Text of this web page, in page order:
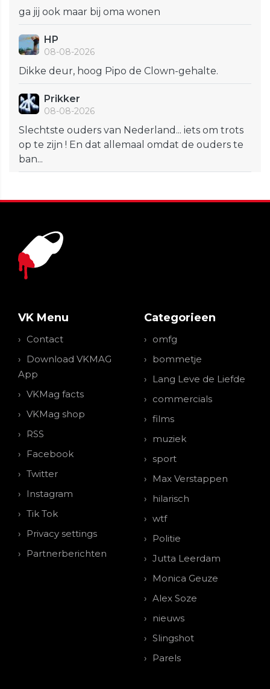
ga jij ook maar bij oma wonen
HP
08-08-2026
Dikke deur, hoog Pipo de Clown-gehalte.
Prikker
08-08-2026
Slechtste ouders van Nederland... iets om trots
op te zijn ! En dat allemaal omdat de ouders te
ban...
VK Menu
Contact
Download VKMAG
App
VKMag facts
VKMag shop
RSS
Facebook
Twitter
Instagram
Tik Tok
Privacy settings
Partnerberichten
Categorieen
omfg
bommetje
Lang Leve de Liefde
commercials
films
muziek
sport
Max Verstappen
hilarisch
wtf
Politie
Jutta Leerdam
Monica Geuze
Alex Soze
nieuws
Slingshot
Parels